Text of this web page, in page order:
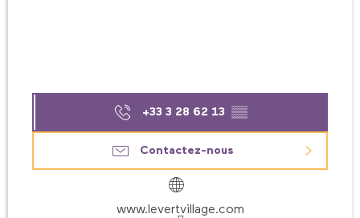
+33 3 28 62 13 ▒▒
Contactez-nous
www.levertvillage.com